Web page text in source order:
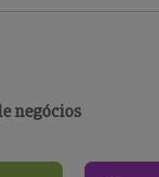
negócios